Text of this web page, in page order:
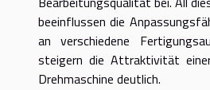
beeinflussen die
an verschiedene
steigern die Attraktivität
Drehmaschine deutlich.